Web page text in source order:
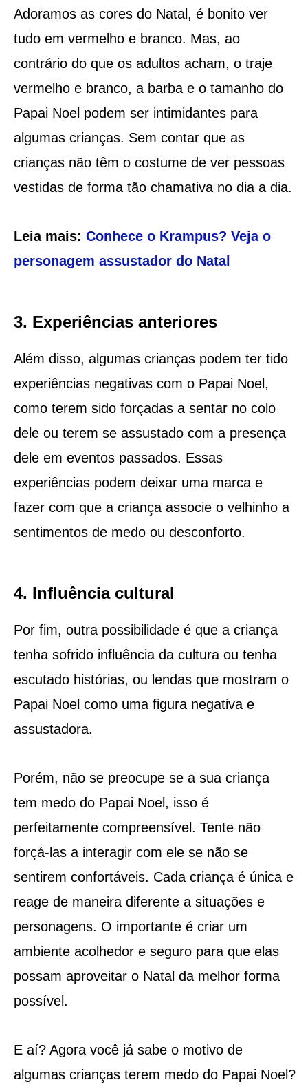
Adoramos as cores do Natal, é bonito ver
tudo em vermelho e branco. Mas, ao
contrário do que os adultos acham, o traje
vermelho e branco, a barba e o tamanho do
Papai Noel podem ser intimidantes para
algumas crianças. Sem contar que as
crianças não têm o costume de ver pessoas
vestidas de forma tão chamativa no dia a dia.
Leia mais: Conhece o Krampus? Veja o
personagem assustador do Natal
3. Experiências anteriores
Além disso, algumas crianças podem ter tido
experiências negativas com o Papai Noel,
como terem sido forçadas a sentar no colo
dele ou terem se assustado com a presença
dele em eventos passados. Essas
experiências podem deixar uma marca e
fazer com que a criança associe o velhinho a
sentimentos de medo ou desconforto.
4. Influência cultural
Por fim, outra possibilidade é que a criança
tenha sofrido influência da cultura ou tenha
escutado histórias, ou lendas que mostram o
Papai Noel como uma figura negativa e
assustadora.
Porém, não se preocupe se a sua criança
tem medo do Papai Noel, isso é
perfeitamente compreensível. Tente não
forçá-las a interagir com ele se não se
sentirem confortáveis. Cada criança é única e
reage de maneira diferente a situações e
personagens. O importante é criar um
ambiente acolhedor e seguro para que elas
possam aproveitar o Natal da melhor forma
possível.
E aí? Agora você já sabe o motivo de
algumas crianças terem medo do Papai Noel?